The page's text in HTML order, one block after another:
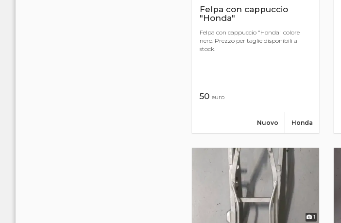
Felpa con cappuccio
"Honda"
Felpa con cappuccio "Honda" colore
nero. Prezzo per taglie disponibili a
stock.
50 euro
Honda
Nuovo
1